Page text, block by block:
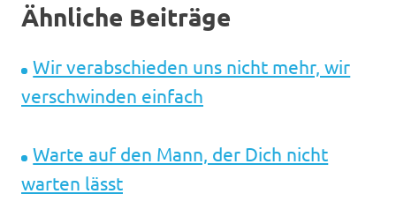
Ähnliche Beiträge
Wir verabschieden uns nicht mehr, wir
verschwinden einfach
Warte auf den Mann, der Dich nicht
warten lässt